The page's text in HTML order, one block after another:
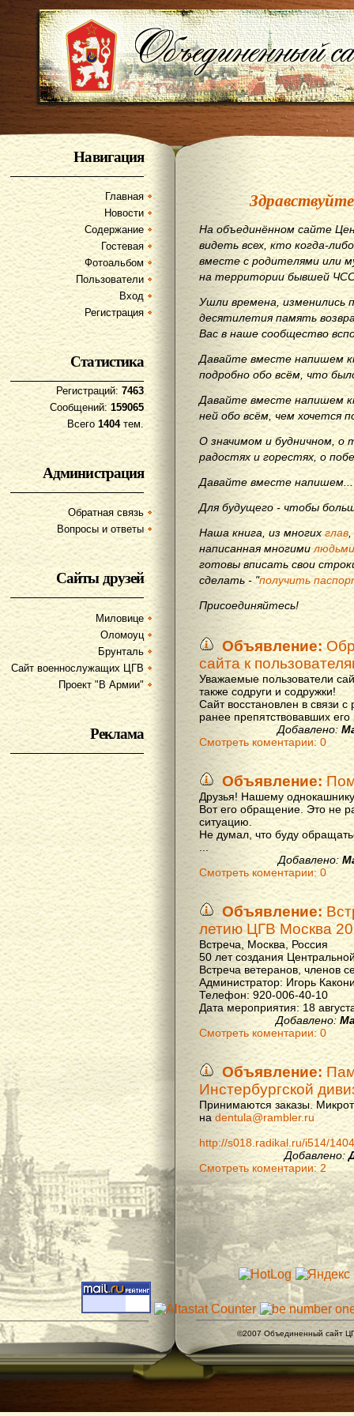
Навигация
Главная
Новости
Содержание
Гостевая
Фотоальбом
Пользователи
Вход
Регистрация
Статистика
Регистраций: 7463
Сообщений:159065
Всего 1404тем.
Администрация
Обратная связь
Вопросы и ответы
Сайты друзей
Миловице
Оломоуц
Брунталь
Сайт военнослужащих ЦГВ
Проект "В Армии"
Реклама
На объединённом сайте
видеть всех, кто когда-
вместе с родителями или
на территории бывшей
Ушли времена, изменились
десятилетия память
Вас в наше сообщество
Давайте вместе напишем
подробно обо всём, что
Давайте вместе напишем
ней обо всём, чем хочется
О значимом и будничном, о
радостях и горестях, о
Давайте вместе напишем...
Для будущего - чтобы
Наша книга, из многихглав
написанная многимилюдьми
готовы вписать свои
сделать - "получить
Присоединяйтесь!
Объявление:
сайта к
Уважаемые пользователи
также содруги и содружки!
Сайт восстановлен в связи
ранее препятствовавших
Добавлено:
Смотреть коментарии: 0
Объявление:
Друзья! Нашему
Вот его обращение. Это не
ситуацию.
Не думал, что буду
Добавлено:
Смотреть коментарии: 0
Объявление:
летию ЦГВ Москва
Встреча, Москва, Россия
50 лет создания
Встреча ветеранов, членов
Администратор: Игорь
Телефон: 920-006-40-10
Дата мероприятия: 18
Добавлено:
Смотреть коментарии: 0
Объявление:
Инстербургской
Принимаются заказы.
на dentula@rambler.ru
http://s018.radikal.ru/i514/
Добавлено:
Смотреть коментарии: 2
©2007 Объединенный сайт